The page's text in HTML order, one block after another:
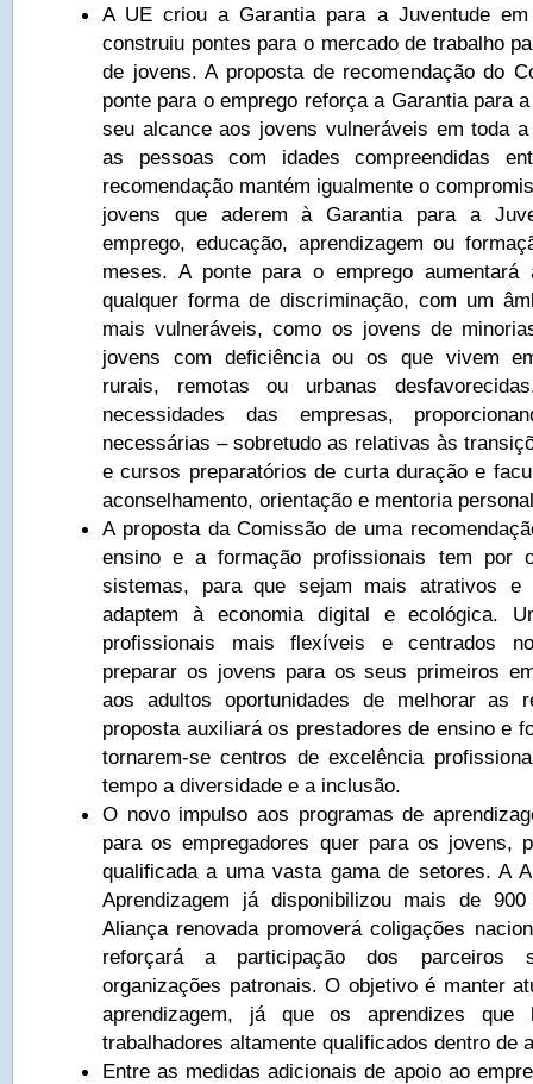
A UE criou a Garantia para a Juventude
construiu pontes para o mercado de trabalho
de jovens. A proposta de recomendação do
ponte para o emprego reforça a Garantia para
seu alcance aos jovens vulneráveis em toda
as pessoas com idades compreendidas
recomendação mantém igualmente o
jovens que aderem à Garantia para a
emprego, educação, aprendizagem ou
meses. A ponte para o emprego
qualquer forma de discriminação, com um
mais vulneráveis, como os jovens de
jovens com deficiência ou os que vivem
rurais, remotas ou urbanas
necessidades das empresas,
necessárias – sobretudo as relativas às
e cursos preparatórios de curta duração e
aconselhamento, orientação e mentoria
A proposta da Comissão de uma
ensino e a formação profissionais tem por
sistemas, para que sejam mais atrativos
adaptem à economia digital e ecológica.
profissionais mais flexíveis e centrados
preparar os jovens para os seus primeiros
aos adultos oportunidades de melhorar as
proposta auxiliará os prestadores de ensino e
tornarem-se centros de excelência
tempo a diversidade e a inclusão.
O novo impulso aos programas de
para os empregadores quer para os jovens,
qualificada a uma vasta gama de setores. A
Aprendizagem já disponibilizou mais de
Aliança renovada promoverá coligações
reforçará a participação dos parceiros
organizações patronais. O objetivo é manter
aprendizagem, já que os aprendizes que
trabalhadores altamente qualificados dentro de
Entre as medidas adicionais de apoio ao